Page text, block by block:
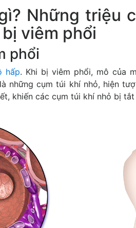
Những triệu
viêm phổi
phổi
hấp. Khi bị viêm phổi, mô của
những cụm túi khí nhỏ, hiện
khiến các cụm túi khí nhỏ bị tắt